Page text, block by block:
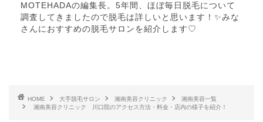
蕨中央医院 048-265-3311
MOTEHADAの編集長。5年間、ほぼ毎日脱毛について
調査してきましたので脱毛は詳しいと思います！✨みな
さんにおすすめの脱毛サロンを紹介します♡
HOME 大手脱毛サロン 湘南美容クリニック
湘南美容一覧
湘南美容クリニック 川口院のアクセス方法・料金・店内の様子を紹介！